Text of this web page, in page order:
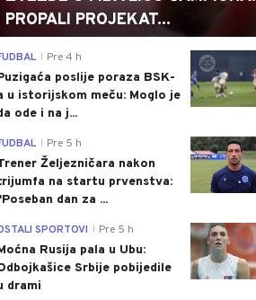
PROPALI PROJEKAT...
Pre 4 h
poslije poraza BSK-
u istorijskom meču: Moglo je
ode i na j...
Pre 5 h
Željezničara nakon
na startu prvenstva:
dan za ...
SPORTOVI Pre 5 h
Rusija pala u Ubu:
Srbije pobijedile
drami